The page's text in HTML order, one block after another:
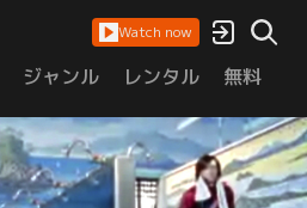
Watch now
ジャンル レンタル 無料